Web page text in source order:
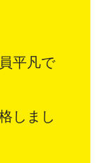
平凡で
しまし